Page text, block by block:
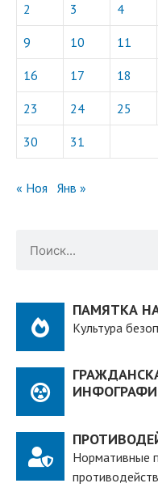
2 3 4
9 10 11
16 17 18
23 24 25
30 31
« Ноя Янв »
ПАМЯТКА
Культура
Нормативные